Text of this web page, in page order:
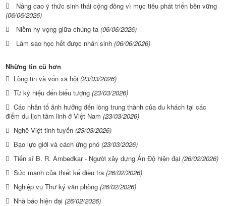
Nâng cao ý thức sinh thái cộng đồng vì mục tiêu phát triển bền vững
(06/06/2026)
Niềm hy vọng giữa chúng ta (06/06/2026)
Làm sao học hết được nhân sinh (06/06/2026)
Những tin cũ hơn
Lòng tin và vốn xã hội (23/03/2026)
Từ ký hiệu đến biểu tượng (23/03/2026)
Các nhân tố ảnh hưởng đến lòng trung thành của du khách tại các
điểm du lịch tâm linh ở Việt Nam (23/03/2026)
Nghê Việt tinh tuyển (23/03/2026)
Bạo lực giới và cách ứng phó (23/03/2026)
Tiến sĩ B. R. Ambedkar - Người xây dựng Ấn Độ hiện đại (26/02/2026)
Sức mạnh của thiết kế điều tra (26/02/2026)
Nghiệp vụ Thư ký văn phòng (26/02/2026)
Nhà báo hiện đại (26/02/2026)